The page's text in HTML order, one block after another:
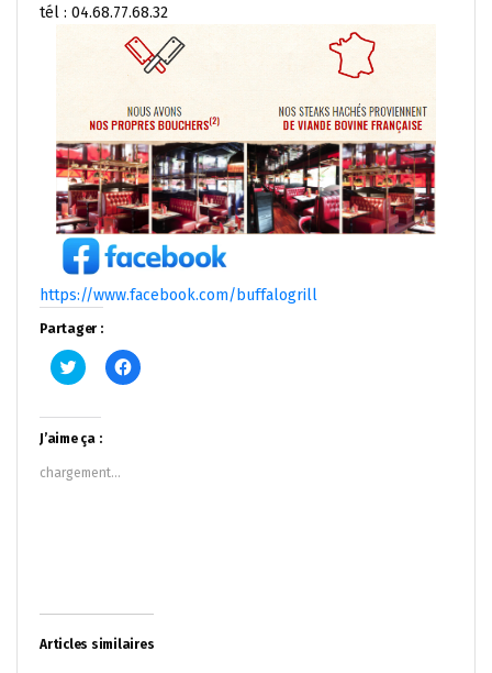
tél : 04.68.77.68.32
https://www.facebook.com/buffalogrill
Partager :
Cliquez
pour
Twitter(ouvre
dans
une
nouvelle
fenêtre)
Cliquez
pour
J’aime ça :
chargement…
Articles similaires